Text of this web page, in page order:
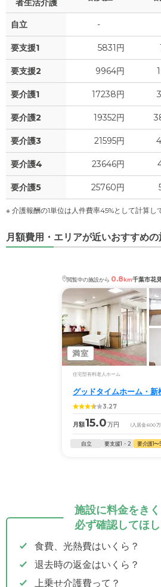
者生活介護
自立 -
要支援1 5831円
要支援2 9964円
要介護1 17238円
要介護2 19352円
要介護3 21595円
要介護4 23646円
要介護5 25760円
※ 介護報酬の1単位は人件費率45%として計算し
月額費用・エリアが近いおすすめの
閲覧中の施設から 0.8km千葉市花
満室
住宅型有料老人ホーム
グッドタイムホーム・新
3.27
月額15.0万円 (入居金600
自立 要支援1・2 要介護1〜5
施設に料金をき
必ず確認してほ
食費、光熱費はいくら？
退去時の返金はいくら？
上乗せ介護費って？